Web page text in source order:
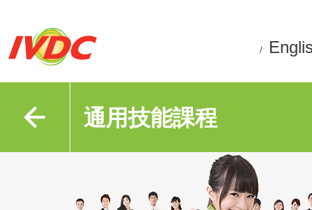
/
通用技能課程